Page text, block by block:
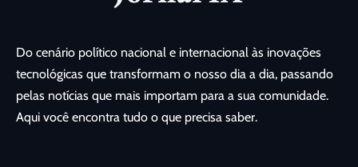
Do cenário político nacional e internacional às inovações
tecnológicas que transformam o nosso dia a dia, passando
pelas notícias que mais importam para a sua comunidade.
Aqui você encontra tudo o que precisa saber.